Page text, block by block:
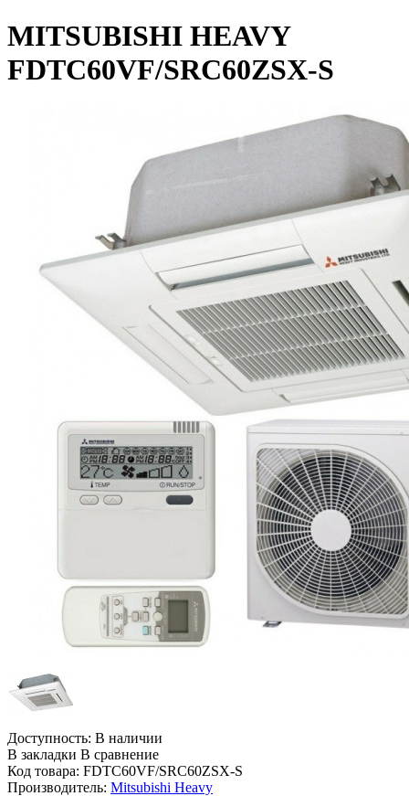
MITSUBISHI HEAVY
FDTC60VF/SRC60ZSX-S
Доступность: В наличии
В закладки В сравнение
Код товара: FDTC60VF/SRC60ZSX-S
Производитель: Mitsubishi Heavy